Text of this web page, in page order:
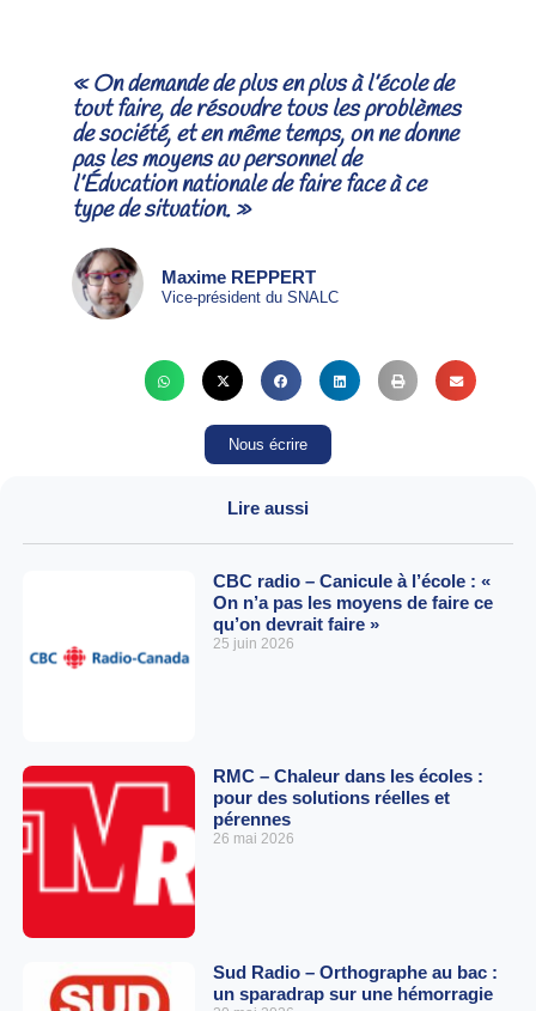
« On demande de plus en plus à l’école de
tout faire, de résoudre tous les problèmes
de société, et en même temps, on ne donne
pas les moyens au personnel de
l’Éducation nationale de faire face à ce
type de situation. »
Maxime REPPERT
Vice-président du SNALC
Nous écrire
Lire aussi
CBC radio – Canicule à l’école : «
On n’a pas les moyens de faire ce
qu’on devrait faire »
25 juin 2026
RMC – Chaleur dans les écoles :
pour des solutions réelles et
pérennes
26 mai 2026
Sud Radio – Orthographe au bac :
un sparadrap sur une hémorragie